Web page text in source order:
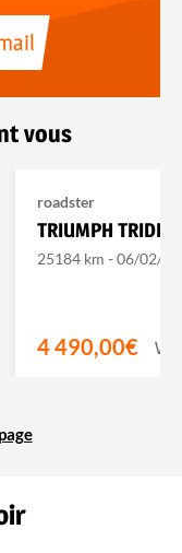
vous
roadster
TRIUMPH
25184 km -06/02/
4 490,00€